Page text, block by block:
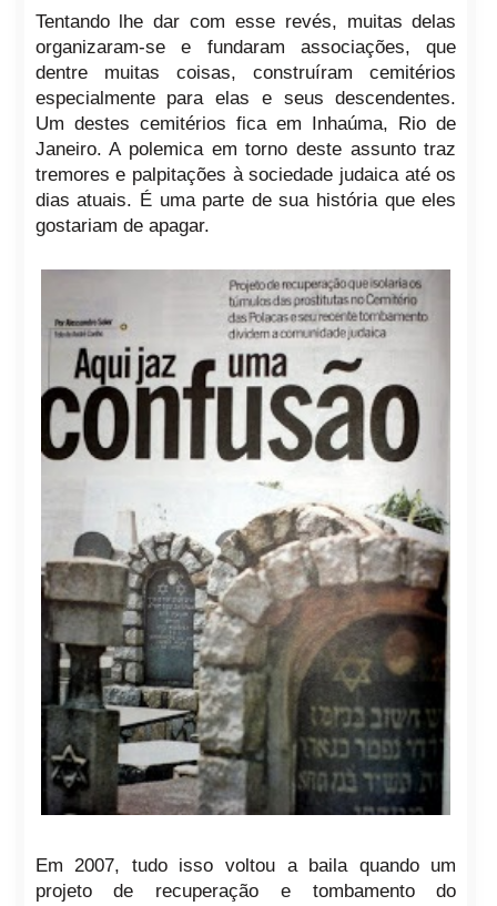
Tentando lhe dar com esse revés, muitas delas
organizaram-se e fundaram associações, que
dentre muitas coisas, construíram cemitérios
especialmente para elas e seus descendentes.
Um destes cemitérios fica em Inhaúma, Rio de
Janeiro. A polemica em torno deste assunto traz
tremores e palpitações à sociedade judaica até os
dias atuais. É uma parte de sua história que eles
gostariam de apagar.
Em 2007, tudo isso voltou a baila quando um
projeto de recuperação e tombamento do